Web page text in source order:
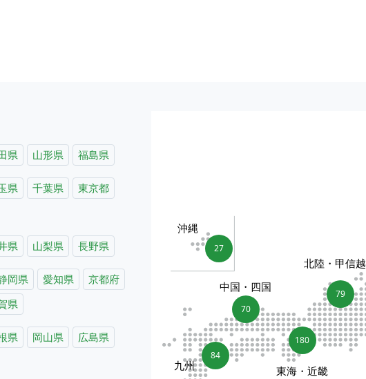
県 山形県 福島県
県 千葉県
東京都
県 山梨県 長野県
岡県 愛知県
京都府
県
県 岡山県
広島県
79
北陸・甲信越
180
東海・近畿
70
中国・四国
84
九州
27
沖縄